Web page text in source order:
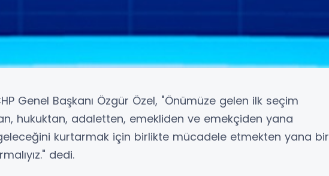
Genel Başkanı Özgür Özel, "Önümüze gelen ilk seçim
hukuktan, adaletten, emekliden ve emekçiden yana
kurtarmak için birlikte mücadele etmekten yana bir
dedi.